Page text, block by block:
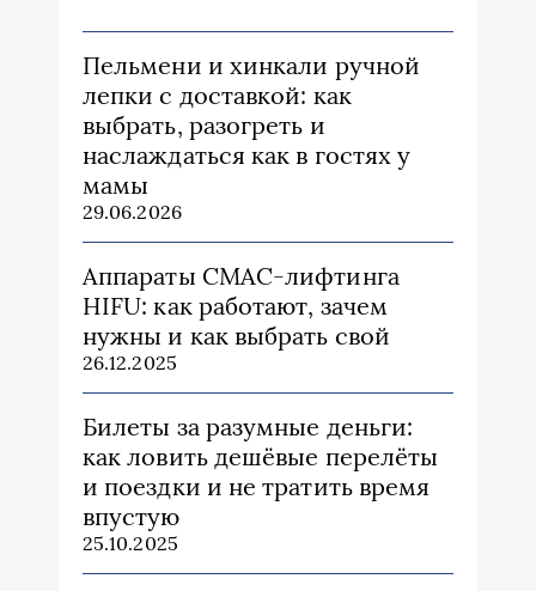
Пельмени и хинкали ручной
лепки с доставкой: как
выбрать, разогреть и
наслаждаться как в гостях у
мамы
29.06.2026
Аппараты СМАС-лифтинга
HIFU: как работают, зачем
нужны и как выбрать свой
26.12.2025
Билеты за разумные деньги:
как ловить дешёвые перелёты
и поездки и не тратить время
впустую
25.10.2025